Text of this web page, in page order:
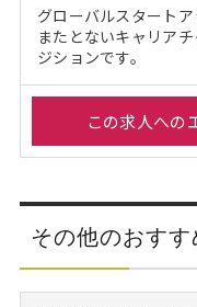
グローバルスタート
またとないキャリア
ジションです。
この求人への
その他のおすす